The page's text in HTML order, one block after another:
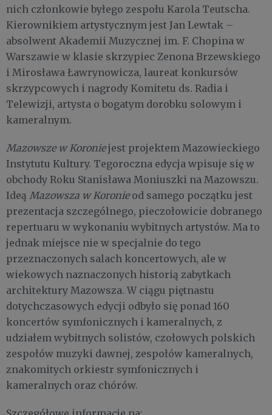
nich członkowie byłego zespołu Karola Teutscha.
Kierownikiem artystycznym jest Jan Lewtak –
absolwent Akademii Muzycznej im. F. Chopina w
Warszawie w klasie skrzypiec Zenona Brzewskiego
i Mirosława Ławrynowicza, laureat konkursów
skrzypcowych i nagrody Komitetu ds. Radia i
Telewizji, artysta o bogatym dorobku solowym i
kameralnym.
Mazowsze w Koroniejest projektem Mazowieckiego
Instytutu Kultury. Tegoroczna edycja wpisuje się w
obchody Roku Stanisława Moniuszki na Mazowszu.
Ideą Mazowsza w Koronieod samego początku jest
prezentacja szczególnego, pieczołowicie dobranego
repertuaru w wykonaniu wybitnych artystów. Ma to
jednak miejsce nie w specjalnie do tego
przeznaczonych salach koncertowych, ale w
wiekowych naznaczonych historią zabytkach
architektury Mazowsza. W ciągu piętnastu
dotychczasowych edycji odbyło się ponad 160
koncertów symfonicznych i kameralnych, z
udziałem wybitnych solistów, czołowych polskich
zespołów muzyki dawnej, zespołów kameralnych,
znakomitych orkiestr symfonicznych i
kameralnych oraz chórów.